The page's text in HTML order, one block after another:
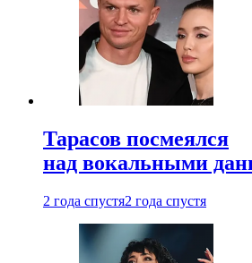
Тарасов посмеялся
над вокальными
2 года спустя2 года спустя